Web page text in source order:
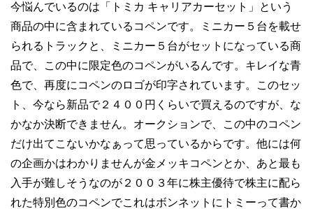
今悩んでいるのは「トミカ キャリアカーセット」という
商品の中に含まれているコペンです。ミニカー５台を載せ
られるトラックと、ミニカー５台がセットになっている商
品で、この中に限定色のコペンがいるんです。キレイな青
色で、再度にコペンのロゴが印字されています。このセッ
ト、今なら新品で２４００円くらいで買えるのですが、な
かなか決断できません。オークションで、この中のコペン
だけ出てこないかなぁって思っているからです。他には何
の企画かはわかりませんが金メッキコペンとか、あと最も
入手が難しそうなのが２００３年に株主優待で株主に配ら
れた特別色のコペンでこれはボンネットにトミーって書か